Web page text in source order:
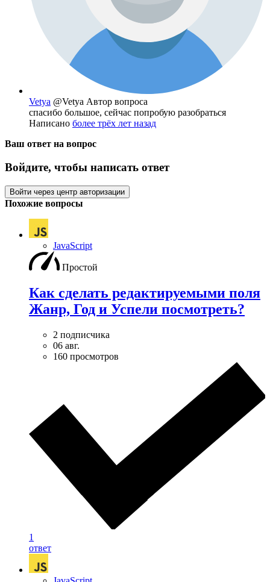
Vetya @Vetya Автор вопроса
спасибо большое, сейчас попробую разобраться
Написано более трёх лет назад
Ваш ответ на вопрос
Войдите, чтобы написать ответ
Войти через центр авторизации
Похожие вопросы
JavaScript
Простой
Как сделать редактируемыми поля
Жанр, Год и Успели посмотреть?
2 подписчика
06 авг.
160 просмотров
1
ответ